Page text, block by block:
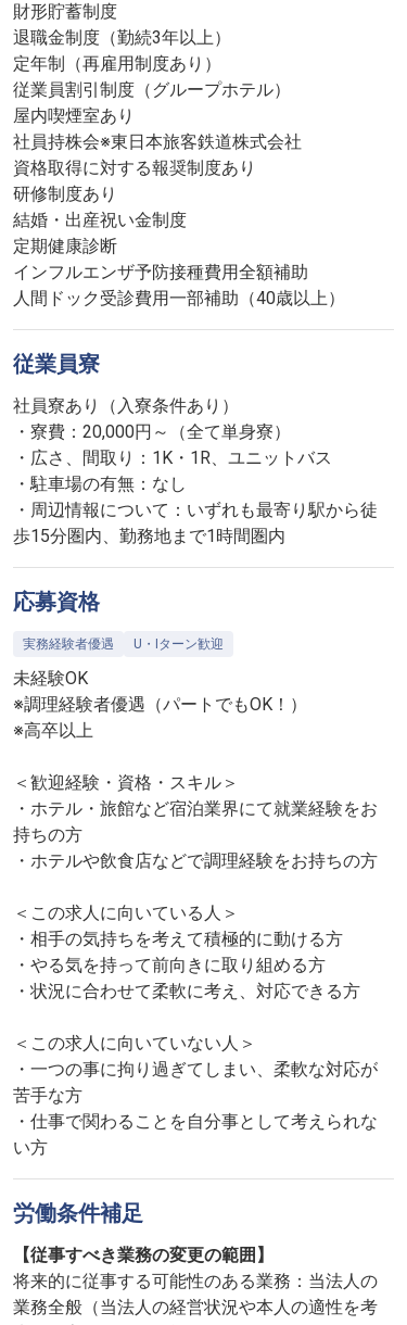
財形貯蓄制度
退職金制度（勤続3年以上）
定年制（再雇用制度あり）
従業員割引制度（グループホテル）
屋内喫煙室あり
社員持株会※東日本旅客鉄道株式会社
資格取得に対する報奨制度あり
研修制度あり
結婚・出産祝い金制度
定期健康診断
インフルエンザ予防接種費用全額補助
人間ドック受診費用一部補助（40歳以上）
従業員寮
社員寮あり（入寮条件あり）
・寮費：20,000円～（全て単身寮）
・広さ、間取り：1K・1R、ユニットバス
・駐車場の有無：なし
・周辺情報について：いずれも最寄り駅から徒
歩15分圏内、勤務地まで1時間圏内
応募資格
実務経験者優遇 U・Iターン歓迎
未経験OK
※調理経験者優遇（パートでもOK！）
※高卒以上
＜歓迎経験・資格・スキル＞
・ホテル・旅館など宿泊業界にて就業経験をお
持ちの方
・ホテルや飲食店などで調理経験をお持ちの方
＜この求人に向いている人＞
・相手の気持ちを考えて積極的に動ける方
・やる気を持って前向きに取り組める方
・状況に合わせて柔軟に考え、対応できる方
＜この求人に向いていない人＞
・一つの事に拘り過ぎてしまい、柔軟な対応が
苦手な方
・仕事で関わることを自分事として考えられな
い方
労働条件補足
【従事すべき業務の変更の範囲】
将来的に従事する可能性のある業務：当法人の
業務全般（当法人の経営状況や本人の適性を考